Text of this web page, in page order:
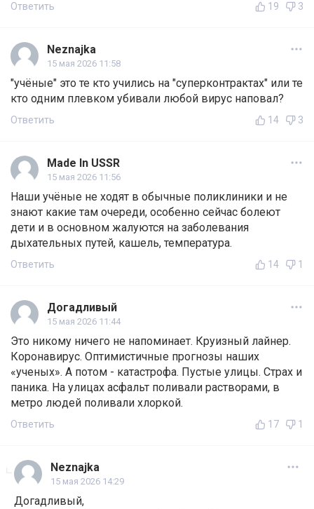
Ответить 19 3
Neznajka
15 мая 2026 11:58
"учёные" это те кто учились на "суперконтрактах" или те
кто одним плевком убивали любой вирус наповал?
Ответить 14 3
Made In USSR
15 мая 2026 11:56
Наши учёные не ходят в обычные поликлиники и не
знают какие там очереди, особенно сейчас болеют
дети и в основном жалуются на заболевания
дыхательных путей, кашель, температура.
Ответить 14 1
Догадливый
15 мая 2026 11:44
Это никому ничего не напоминает. Круизный лайнер.
Коронавирус. Оптимистичные прогнозы наших
«ученых». А потом - катастрофа. Пустые улицы. Страх и
паника. На улицах асфальт поливали растворами, в
метро людей поливали хлоркой.
Ответить 17 1
Neznajka
15 мая 2026 14:29
Догадливый,